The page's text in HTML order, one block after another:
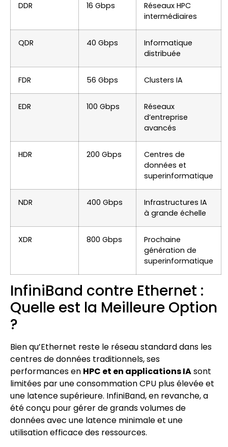
DDR 16 Gbps
Réseaux HPC
intermédiaires
QDR 40 Gbps
Informatique
distribuée
FDR 56 Gbps Clusters IA
EDR 100 Gbps
Réseaux
d’entreprise
avancés
HDR 200 Gbps
Centres de
données et
superinformatique
NDR 400 Gbps
Infrastructures IA
à grande échelle
XDR 800 Gbps
Prochaine
génération de
superinformatique
InfiniBand contre Ethernet :
Quelle est la Meilleure Option
?
Bien qu’Ethernet reste le réseau standard dans les
centres de données traditionnels, ses
performances en HPC et en applications IAsont
limitées par une consommation CPU plus élevée et
une latence supérieure. InfiniBand, en revanche, a
été conçu pour gérer de grands volumes de
données avec une latence minimale et une
utilisation efficace des ressources.